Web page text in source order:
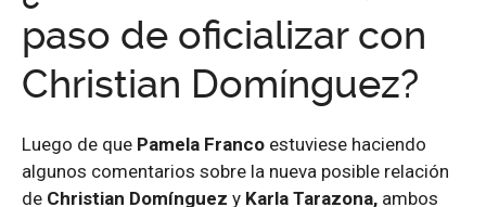
paso de oficializar con
Christian Domínguez?
Luego de que Pamela Franco estuviese haciendo
algunos comentarios sobre la nueva posible relación
de Christian Domínguez y Karla Tarazona, ambos